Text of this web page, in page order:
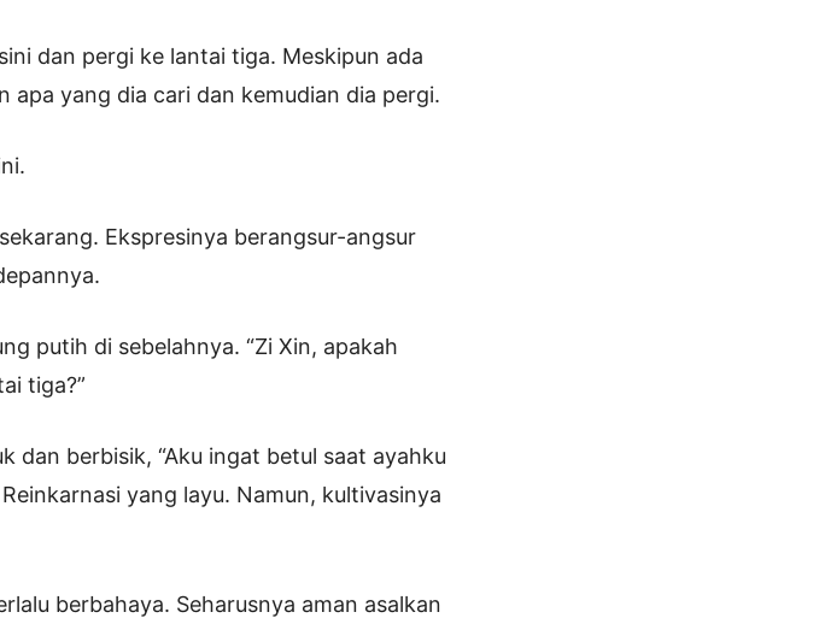
dan pergi ke lantai tiga. Meskipun ada
apa yang dia cari dan kemudian dia pergi.
Ekspresinya berangsur-angsur
putih di sebelahnya. “Zi Xin, apakah
tiga?”
dan berbisik, “Aku ingat betul saat ayahku
yang layu. Namun, kultivasinya
berbahaya. Seharusnya aman asalkan